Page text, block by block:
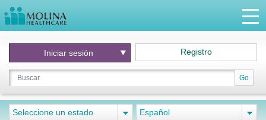
Go
Iniciar sesión Registro
Seleccione un estado Español